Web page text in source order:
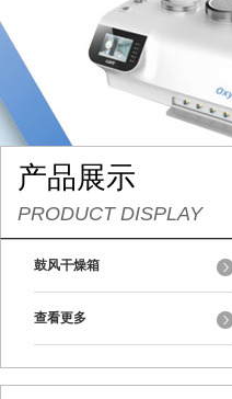
产品展示
PRODUCT DISPLAY
鼓风干燥箱
查看更多